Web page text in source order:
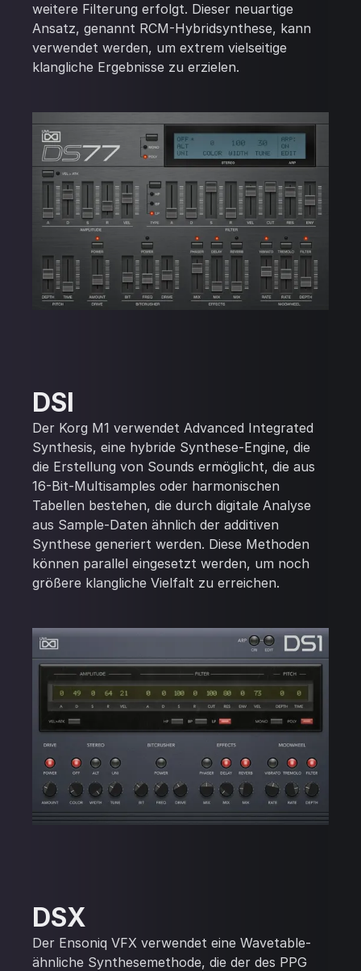
weitere Filterung erfolgt. Dieser neuartige
Ansatz, genannt RCM-Hybridsynthese, kann
verwendet werden, um extrem vielseitige
klangliche Ergebnisse zu erzielen.
DSI
Der Korg M1 verwendet Advanced Integrated
Synthesis, eine hybride Synthese-Engine, die
die Erstellung von Sounds ermöglicht, die aus
16-Bit-Multisamples oder harmonischen
Tabellen bestehen, die durch digitale Analyse
aus Sample-Daten ähnlich der additiven
Synthese generiert werden. Diese Methoden
können parallel eingesetzt werden, um noch
größere klangliche Vielfalt zu erreichen.
DSX
Der Ensoniq VFX verwendet eine Wavetable-
ähnliche Synthesemethode, die der des PPG